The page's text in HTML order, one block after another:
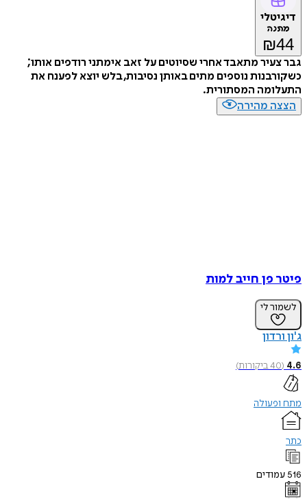
דיגיטלי
מתנה
₪44
גבר צעיר מתאבד אחרי שסיוטים על זאב אימתני רודפים אותו;
כשקורבנות נוספים מתים באותן נסיבות, בלש יוצא לפענח את
התעלומה המסתורית.
הצצה מהירה
פיטר פן חייב למות
לשמור לי
ג'ון ורדון
4.6
(
40ביקורות)
מתח ופעולה
כתר
516 עמודים